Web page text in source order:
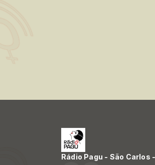
Rádio Pagu - São Carlos